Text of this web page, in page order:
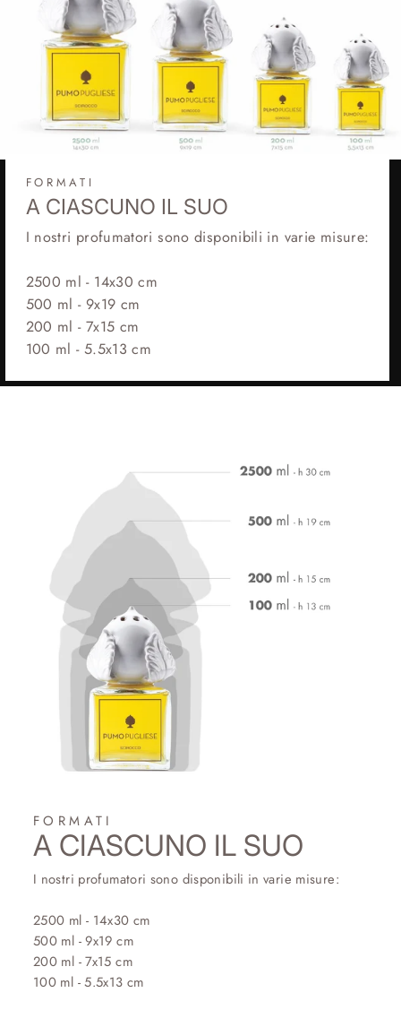
FORMATI
A CIASCUNO IL SUO
I nostri profumatori sono disponibili in varie misure:
2500 ml - 14x30 cm
500 ml - 9x19 cm
200 ml - 7x15 cm
100 ml - 5.5x13 cm
FORMATI
A CIASCUNO IL SUO
I nostri profumatori sono disponibili in varie misure:
2500 ml - 14x30 cm
500 ml - 9x19 cm
200 ml - 7x15 cm
100 ml - 5.5x13 cm